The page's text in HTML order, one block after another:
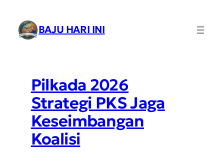
konten
BAJU HARI INI
Pilkada 2026
Strategi PKS Jaga
Keseimbangan
Koalisi